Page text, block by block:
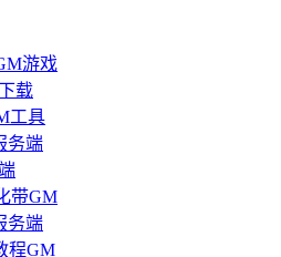
游戏
载
工具
务端
带GM
务端
程GM